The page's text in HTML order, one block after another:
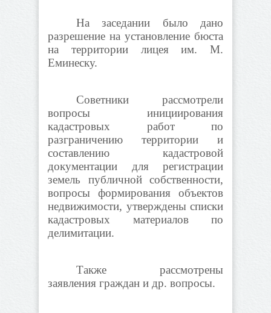
На заседании было дано
разрешение на установление бюста
на территории лицея им. М.
Еминеску.
Советники рассмотрели
вопросы инициирования
кадастровых работ по
разграничению территории и
составлению кадастровой
документации для регистрации
земель публичной собственности,
вопросы формирования объектов
недвижимости, утверждены списки
кадастровых материалов по
делимитации.
Также рассмотрены
заявления граждан и др. вопросы.